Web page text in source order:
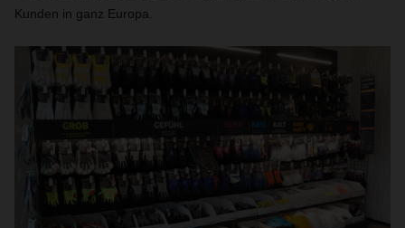
Kunden in ganz Europa.